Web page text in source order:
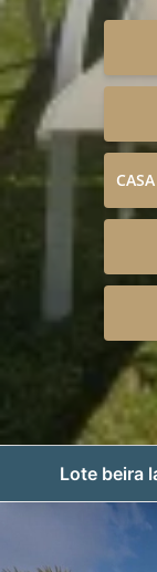
Lote beira